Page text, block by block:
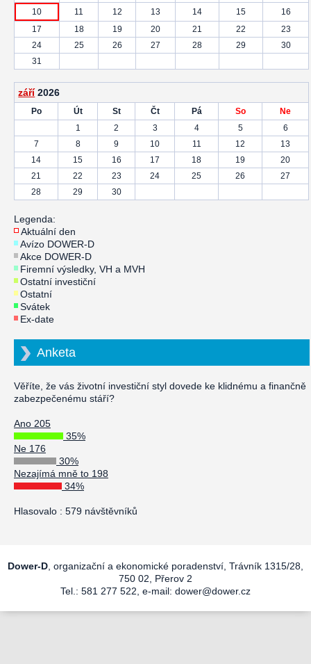
10
11 12 13 14 15
16
17
18 19 20 21 22
23
24
25 26 27 28 29
30
31
září 2026
Po Út St Čt Pá So
Ne
1
2 3 4 5
6
7
8 9 10 11 12
13
14
15 16 17 18 19
20
21
22 23 24 25 26
27
28
29 30
Legenda:
Aktuální den
Avízo DOWER-D
Akce DOWER-D
Firemní výsledky, VH a MVH
Ostatní investiční
Ostatní
Svátek
Ex-date
Anketa
Věříte, že vás životní investiční styl dovede ke klidnému a finančně
zabezpečenému stáří?
Ano 205
35%
Ne 176
30%
Nezajímá mně to 198
34%
Hlasovalo : 579 návštěvníků
Dower-D , organizační a ekonomické poradenství, Trávník 1315/28,
750 02, Přerov 2
Tel.: 581 277 522, e-mail: dower@dower.cz